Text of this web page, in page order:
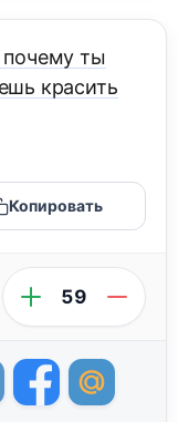
ты
красить
Копировать
59